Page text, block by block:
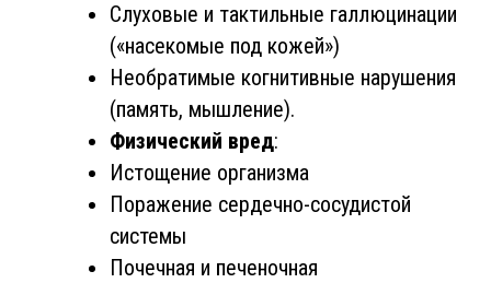
Слуховые и тактильные галлюцинации
(«насекомые под кожей»)
Необратимые когнитивные нарушения
(память, мышление).
Физический вред:
Истощение организма
Поражение сердечно-сосудистой
системы
Почечная и печеночная